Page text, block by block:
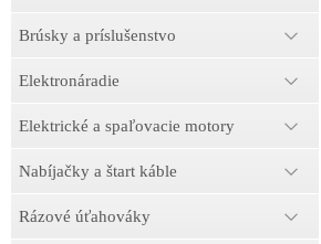
Brúsky a príslušenstvo
Elektronáradie
Elektrické a spaľovacie motory
Nabíjačky a štart káble
Rázové úťahováky